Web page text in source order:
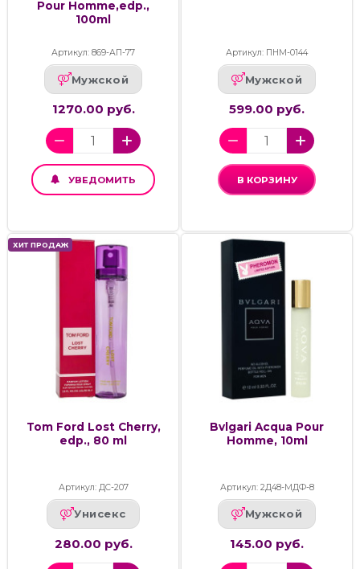
Pour Homme,edp.,
100ml
Артикул: 869-АП-77
Мужской
1270.00 руб.
УВЕДОМИТЬ
Артикул: ПНМ-0144
Мужской
599.00 руб.
В КОРЗИНУ
ХИТ ПРОДАЖ
Tom Ford Lost Cherry,
edp., 80 ml
Артикул: ДС-207
Унисекс
280.00 руб.
Bvlgari Acqua Pour
Homme, 10ml
Артикул: 2Д48-МДФ-8
Мужской
145.00 руб.